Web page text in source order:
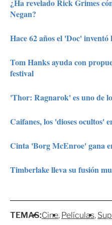
¿Ha revelado Rick Grimes
Negan?
Hace 62 años el 'Doc'
Tom Hanks ayuda con
festival
'Thor: Ragnarok' es uno de
Caifanes, los 'dioses ocultos'
Cinta 'Borg McEnroe' gana
Timberlake lleva su fusión
TEMAS:Cine Películas